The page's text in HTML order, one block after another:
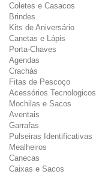
Coletes e Casacos
Brindes
Kits de Aniversário
Canetas e Lápis
Porta-Chaves
Agendas
Crachás
Fitas de Pescoço
Acessórios Tecnologicos
Mochilas e Sacos
Aventais
Garrafas
Pulseiras Identificativas
Mealheiros
Canecas
Caixas e Sacos